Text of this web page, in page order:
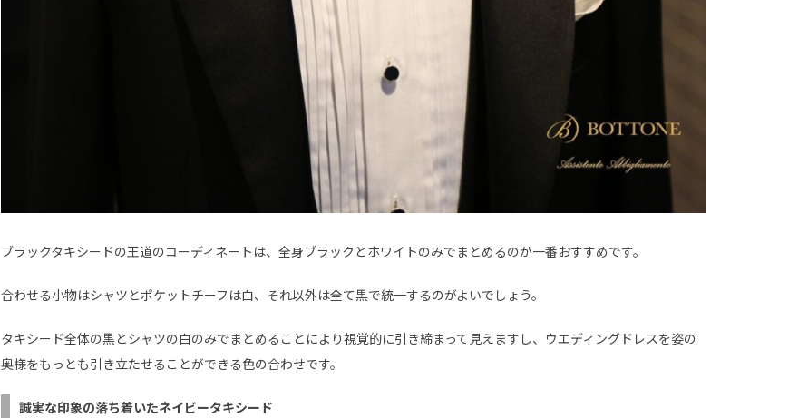
ブラックタキシードの王道のコーディネートは、全身ブラックとホワイトのみでまとめるのが一番おすすめです。
合わせる小物はシャツとポケットチーフは白、それ以外は全て黒で統一するのがよいでしょう。
タキシード全体の黒とシャツの白のみでまとめることにより視覚的に引き締まって見えますし、ウエディングドレスを姿の
奥様をもっとも引き立たせることができる色の合わせです。
誠実な印象の落ち着いたネイビータキシード